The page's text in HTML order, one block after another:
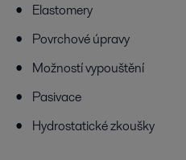
Elastomery
Povrchové úpravy
Možností vypouštění
Pasivace
Hydrostatické zkoušky